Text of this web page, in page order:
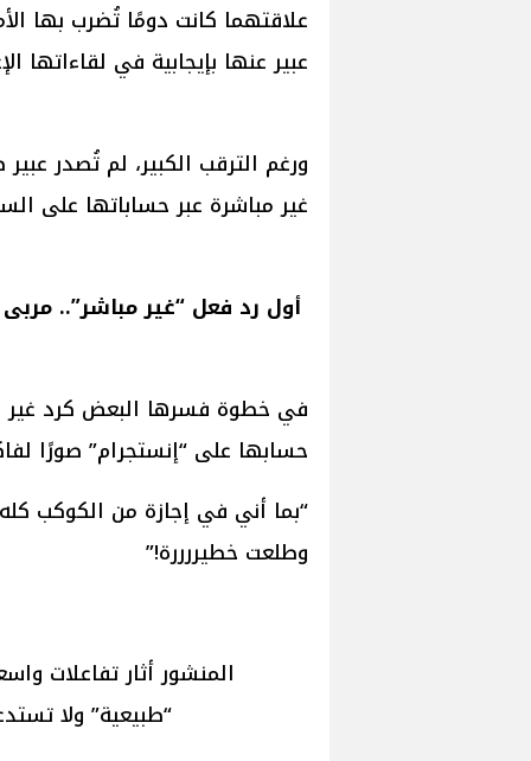
علاقتهما كانت دومًا تُضرب بها
عبير عنها بإيجابية في لقاءاتها
ورغم الترقب الكبير، لم تُصدر
غير مباشرة عبر حساباتها على
أول رد فعل “غير مباشر”..
في خطوة فسرها البعض كرد غير
حسابها على “إنستجرام” صورًا
“بما أني في إجازة من الكوكب
وطلعت خطيررررة!”
المنشور أثار تفاعلات
“طبيعية” ولا